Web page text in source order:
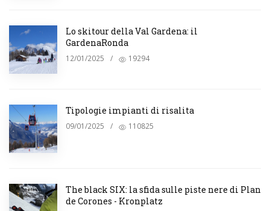
Lo skitour della Val Gardena: il
GardenaRonda
12/01/2025 / 19294
Tipologie impianti di risalita
09/01/2025 / 110825
The black SIX: la sfida sulle piste nere di Plan
de Corones - Kronplatz